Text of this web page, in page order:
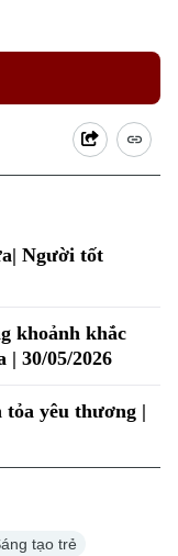
Người tốt
khoảnh khắc
30/05/2026
yêu thương |
tạo trẻ